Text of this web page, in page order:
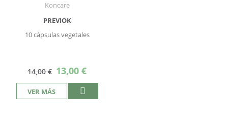
Koncare
PREVIOK
10 cápsulas vegetales
14,00 € Precio
especial
13,00 €
VER MÁS